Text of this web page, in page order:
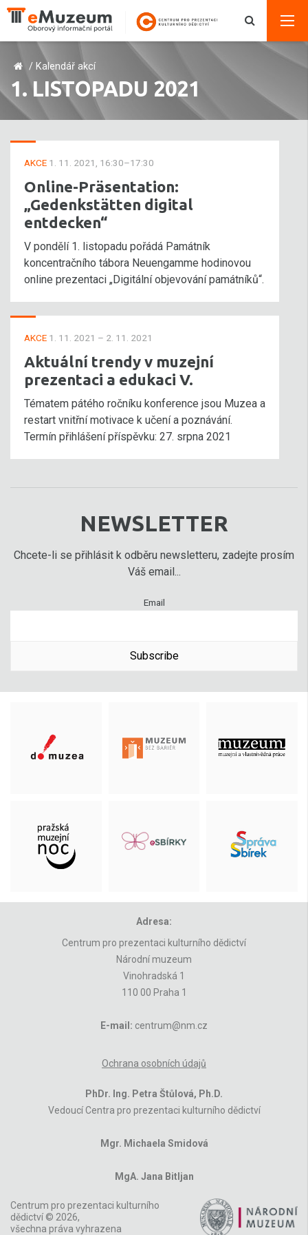
/ Kalendář akcí
1. LISTOPADU 2021
AKCE 1. 11. 2021, 16:30–17:30
Online-Präsentation:
„Gedenkstätten digital
entdecken“
V pondělí 1. listopadu pořádá Památník
koncentračního tábora Neuengamme hodinovou
online prezentaci „Digitální objevování památníků“.
AKCE 1. 11. 2021 – 2. 11. 2021
Aktuální trendy v muzejní
prezentaci a edukaci V.
Tématem pátého ročníku konference jsou Muzea a
restart vnitřní motivace k učení a poznávání.
Termín přihlášení příspěvku: 27. srpna 2021
NEWSLETTER
Chcete-li se přihlásit k odběru newsletteru, zadejte prosím
Váš email...
Email
Subscribe
Adresa:
Centrum pro prezentaci kulturního dědictví
Národní muzeum
Vinohradská 1
110 00 Praha 1
E-mail: centrum@nm.cz
Ochrana osobních údajů
PhDr. Ing. Petra Štůlová, Ph.D.
Vedoucí Centra pro prezentaci kulturního dědictví
Mgr. Michaela Smidová
MgA. Jana Bitljan
Centrum pro prezentaci kulturního
dědictví © 2026,
všechna práva vyhrazena